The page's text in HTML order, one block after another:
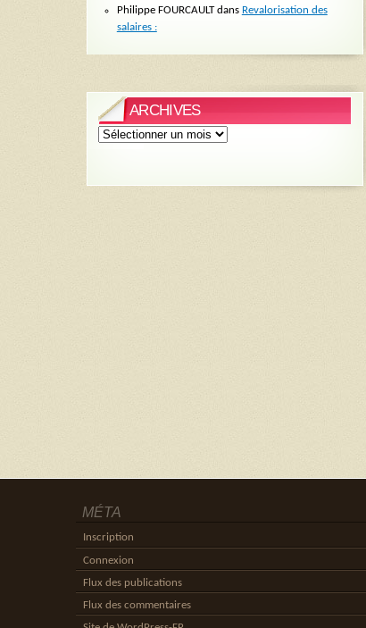
Philippe FOURCAULTdans Revalorisation des
salaires :
ARCHIVES
Archives
MÉTA
Inscription
Connexion
Flux des publications
Flux des commentaires